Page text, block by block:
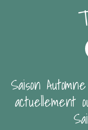
Saison
actuellement